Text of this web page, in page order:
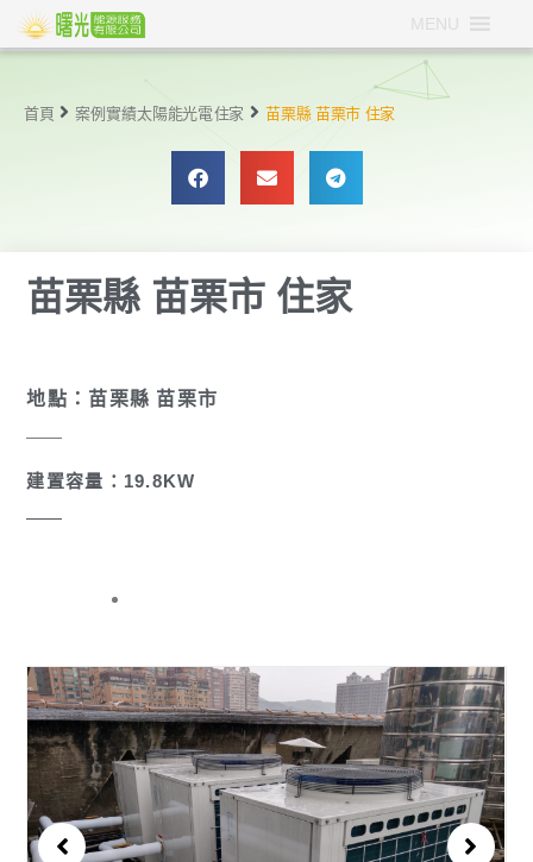
MENU
首頁 案例實績太陽能光電住家 苗栗縣 苗栗市 住家
苗栗縣 苗栗市 住家
地點：苗栗縣 苗栗市
建置容量：19.8KW